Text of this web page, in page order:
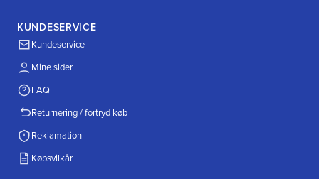
KUNDESERVICE
Kundeservice
Mine sider
FAQ
Returnering / fortryd køb
Reklamation
Købsvilkår